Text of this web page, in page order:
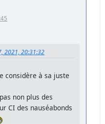
2021, 20:31:32
considère à sa juste
non plus des
CI des nauséabonds